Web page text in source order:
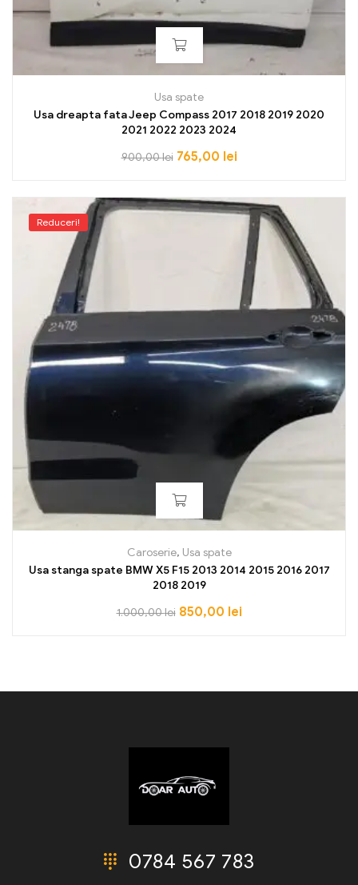
Usa spate
Usa dreapta fata Jeep Compass 2017 2018 2019 2020
2021 2022 2023 2024
900,00lei 765,00 lei
Reduceri!
Caroserie, Usa spate
Usa stanga spate BMW X5 F15 2013 2014 2015 2016 2017
2018 2019
1.000,00lei 850,00 lei
0784 567 783